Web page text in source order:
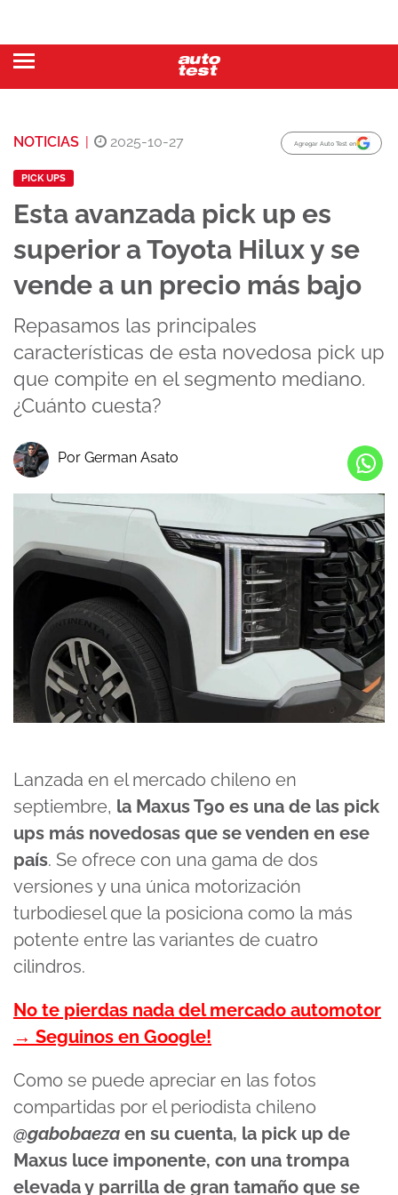
NOTICIAS | 2025-10-27 Agregar Auto Test en
PICK UPS
Esta avanzada pick up es
superior a Toyota Hilux y se
vende a un precio más bajo
Repasamos las principales
características de esta novedosa pick up
que compite en el segmento mediano.
¿Cuánto cuesta?
Por German Asato
Lanzada en el mercado chileno en
septiembre, la Maxus T90 es una de las pick
ups más novedosas que se venden en ese
país. Se ofrece con una gama de dos
versiones y una única motorización
turbodiesel que la posiciona como la más
potente entre las variantes de cuatro
cilindros.
No te pierdas nada del mercado automotor
→ Seguinos en Google!
Como se puede apreciar en las fotos
compartidas por el periodista chileno
@gabobaeza en su cuenta, la pick up de
Maxus luce imponente, con una trompa
elevada y parrilla de gran tamaño que se